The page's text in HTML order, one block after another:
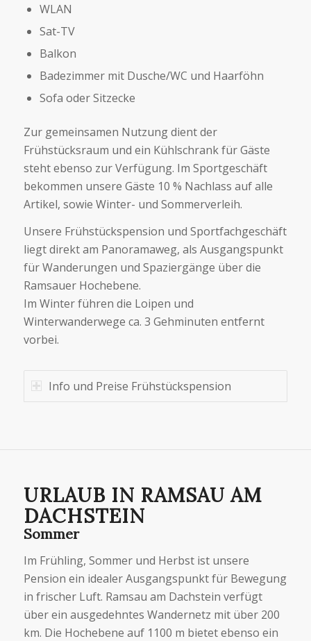
WLAN
Sat-TV
Balkon
Badezimmer mit Dusche/WC und Haarföhn
Sofa oder Sitzecke
Zur gemeinsamen Nutzung dient der
Frühstücksraum und ein Kühlschrank für Gäste
steht ebenso zur Verfügung. Im Sportgeschäft
bekommen unsere Gäste 10 % Nachlass auf alle
Artikel, sowie Winter- und Sommerverleih.
Unsere Frühstückspension und Sportfachgeschäft
liegt direkt am Panoramaweg, als Ausgangspunkt
für Wanderungen und Spaziergänge über die
Ramsauer Hochebene.
Im Winter führen die Loipen und
Winterwanderwege ca. 3 Gehminuten entfernt
vorbei.
Info und Preise Frühstückspension
URLAUB IN RAMSAU AM
DACHSTEIN
Sommer
Im Frühling, Sommer und Herbst ist unsere
Pension ein idealer Ausgangspunkt für Bewegung
in frischer Luft. Ramsau am Dachstein verfügt
über ein ausgedehntes Wandernetz mit über 200
km. Die Hochebene auf 1100 m bietet ebenso ein